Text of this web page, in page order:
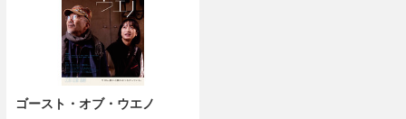
ゴースト・オブ・ウエノ